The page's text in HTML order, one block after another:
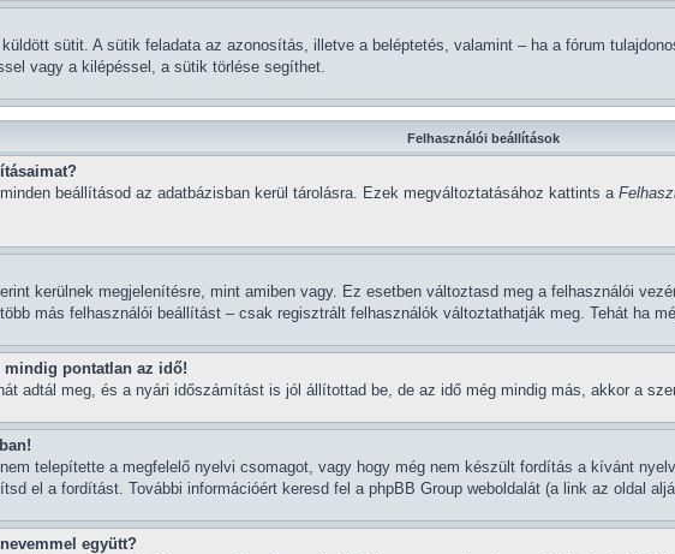
sütit. A sütik feladata az azonosítás, illetve a beléptetés, valamint – ha a fórum
vagy a kilépéssel, a sütik törlése segíthet.
Felhasználói beállítások
beállításod az adatbázisban kerül tárolásra. Ezek megváltoztatásához kattints a
kerülnek megjelenítésre, mint amiben vagy. Ez esetben változtasd meg a felhasználói
más felhasználói beállítást – csak regisztrált felhasználók változtathatják meg. Tehát ha
mindig pontatlan az idő!
adtál meg, és a nyári időszámítást is jól állítottad be, de az idő még mindig más, akkor a
telepítette a megfelelő nyelvi csomagot, vagy hogy még nem készült fordítás a kívánt
el a fordítást. További információért keresd fel a phpBB Group weboldalát (a link az oldal
együtt?